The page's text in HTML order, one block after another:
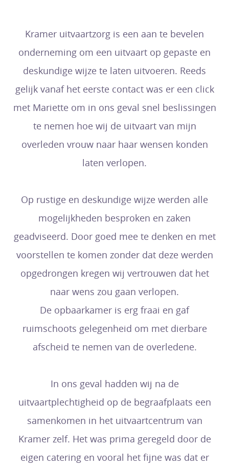
Kramer uitvaartzorg is een aan te bevelen
onderneming om een uitvaart op gepaste en
deskundige wijze te laten uitvoeren. Reeds
gelijk vanaf het eerste contact was er een click
met Mariette om in ons geval snel beslissingen
te nemen hoe wij de uitvaart van mijn
overleden vrouw naar haar wensen konden
laten verlopen.
Op rustige en deskundige wijze werden alle
mogelijkheden besproken en zaken
geadviseerd. Door goed mee te denken en met
voorstellen te komen zonder dat deze werden
opgedrongen kregen wij vertrouwen dat het
naar wens zou gaan verlopen.
De opbaarkamer is erg fraai en gaf
ruimschoots gelegenheid om met dierbare
afscheid te nemen van de overledene.
In ons geval hadden wij na de
uitvaartplechtigheid op de begraafplaats een
samenkomen in het uitvaartcentrum van
Kramer zelf. Het was prima geregeld door de
eigen catering en vooral het fijne was dat er